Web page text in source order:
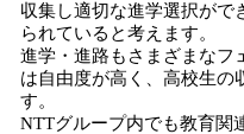
収集し適切な進学選択がで
られていると考えます。
進学・進路もさまざまなフ
は自由度が高く、高校生の
す。
NTTグループ内でも教育関